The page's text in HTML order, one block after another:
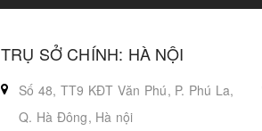
TRỤ SỞ CHÍNH: HÀ NỘI
Số 48, TT9 KĐT Văn Phú, P. Phú La,
Q. Hà Đông, Hà nội